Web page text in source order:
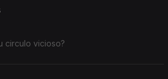
circulo vicioso?